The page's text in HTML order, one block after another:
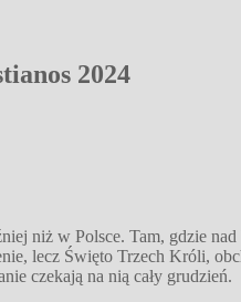
2024
niż w Polsce. Tam, gdzie
lecz Święto Trzech Króli,
czekają na nią cały grudzień.